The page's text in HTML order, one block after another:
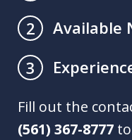
2
Available
3
Fill out the
(561) 367-8777